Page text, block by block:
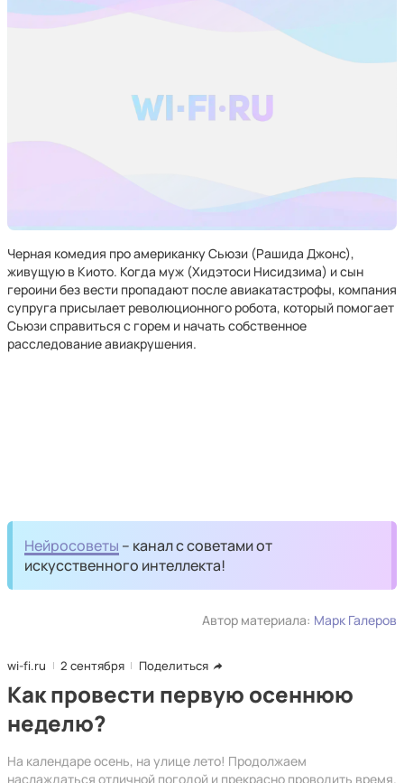
Черная комедия про американку Сьюзи (Рашида Джонс),
живущую в Киото. Когда муж (Хидэтоси Нисидзима) и сын
героини без вести пропадают после авиакатастрофы, компания
супруга присылает революционного робота, который помогает
Сьюзи справиться с горем и начать собственное
расследование авиакрушения.
Нейросоветы – канал с советами от
искусственного интеллекта!
Автор материала: Марк Галеров
wi-fi.ru 2 сентября Поделиться
Как провести первую осеннюю
неделю?
На календаре осень, на улице лето! Продолжаем
наслаждаться отличной погодой и прекрасно проводить время.